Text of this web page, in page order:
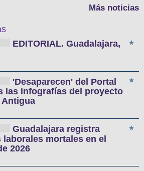
Más noticias
EDITORIAL. Guadalajara,
'Desaparecen' del Portal
las infografías del proyecto
Guadalajara registra
mortales en el
2026